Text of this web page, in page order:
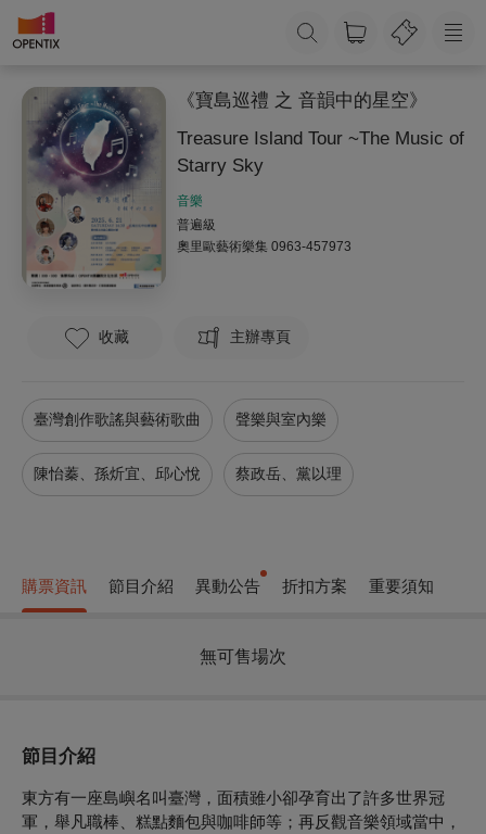
《寶島巡禮 之 ⾳韻中的星空》
Treasure Island Tour ~The Music of
Starry Sky
音樂
普遍級
奧里歐藝術樂集 0963-457973
收藏 主辦專頁
臺灣創作歌謠與藝術歌曲 聲樂與室內樂
陳怡蓁、孫炘宜、邱心悅 蔡政岳、黨以理
購票資訊 節目介紹 異動公告 折扣方案 重要須知
無可售場次
節目介紹
東方有一座島嶼名叫臺灣，面積雖小卻孕育出了許多世界冠
軍，舉凡職棒、糕點麵包與咖啡師等；再反觀音樂領域當中，